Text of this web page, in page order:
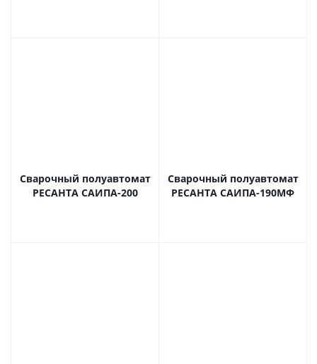
Сварочный полуавтомат
РЕСАНТА САИПА-200
Сварочный полуавтомат
РЕСАНТА САИПА-190МФ